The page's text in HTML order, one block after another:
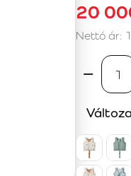
20
Nettó ár: